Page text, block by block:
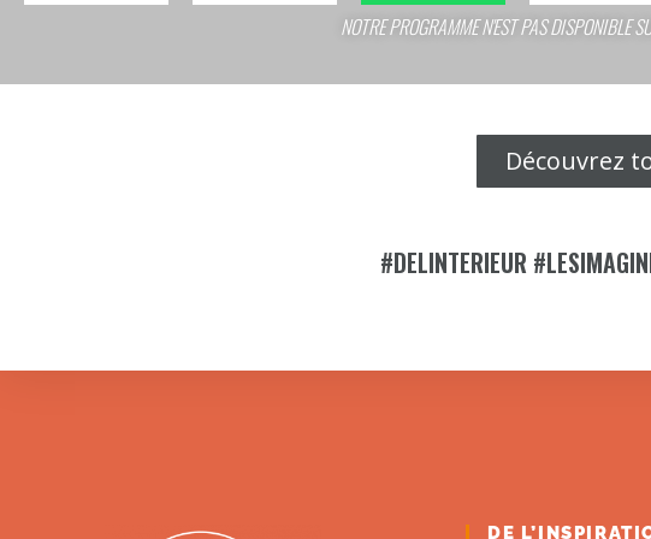
NOTRE PROGRAMME N'EST PAS DISPONIBLE
Découvrez
#DELINTERIEUR
DE